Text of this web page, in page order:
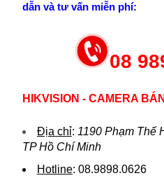
dẫn và tư vấn miễn phí:
08
HIKVISION - CAMERA
Địa chỉ: 1190 Phạm Thế
TP Hồ Chí Minh
Hotline: 08.9898.0626